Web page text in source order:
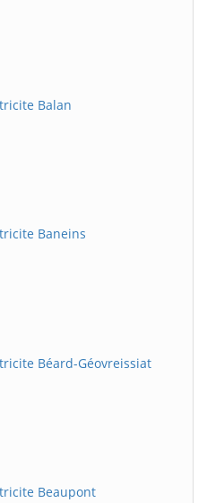
Balan
Baneins
Béard-Géovreissiat
Beaupont